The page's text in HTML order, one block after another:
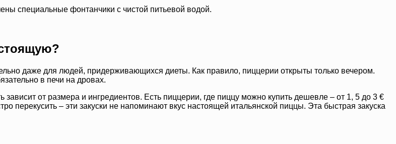
специальные фонтанчики с чистой питьевой водой.
даже для людей, придерживающихся диеты. Как правило, пиццерии открыты только вечером.
в печи на дровах.
от размера и ингредиентов. Есть пиццерии, где пиццу можно купить дешевле – от 1, 5 до 3 €
перекусить – эти закуски не напоминают вкус настоящей итальянской пиццы. Эта быстрая закуска